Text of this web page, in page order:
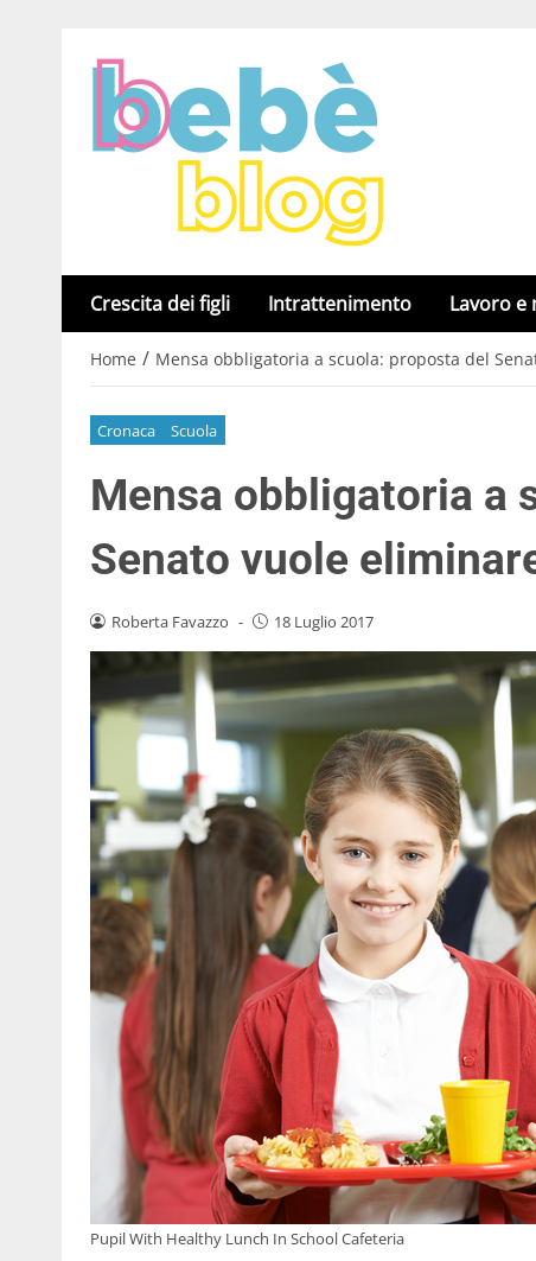
Crescita dei figli Intrattenimento Lavoro e
Home / Mensa obbligatoria a scuola: proposta del
Cronaca Scuola
Mensa obbligatoria a
Senato vuole
Roberta Favazzo - 18 Luglio 2017
Pupil With Healthy Lunch In School Cafeteria